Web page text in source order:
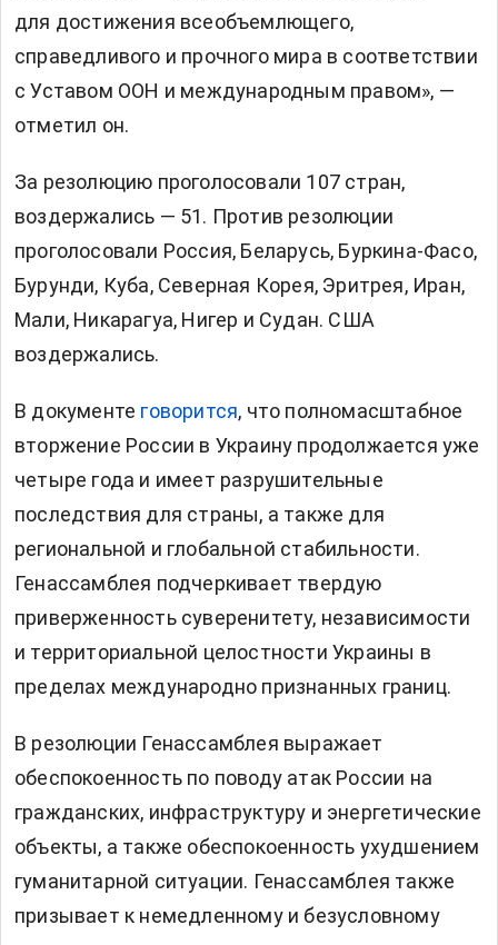
для достижения всеобъемлющего,
справедливого и прочного мира в соответствии
с Уставом ООН и международным правом», —
отметил он.
За резолюцию проголосовали 107 стран,
воздержались — 51. Против резолюции
проголосовали Россия, Беларусь, Буркина-Фасо,
Бурунди, Куба, Северная Корея, Эритрея, Иран,
Мали, Никарагуа, Нигер и Судан. США
воздержались.
В документе говорится, что полномасштабное
вторжение России в Украину продолжается уже
четыре года и имеет разрушительные
последствия для страны, а также для
региональной и глобальной стабильности.
Генассамблея подчеркивает твердую
приверженность суверенитету, независимости
и территориальной целостности Украины в
пределах международно признанных границ.
В резолюции Генассамблея выражает
обеспокоенность по поводу атак России на
гражданских, инфраструктуру и энергетические
объекты, а также обеспокоенность ухудшением
гуманитарной ситуации. Генассамблея также
призывает к немедленному и безусловному